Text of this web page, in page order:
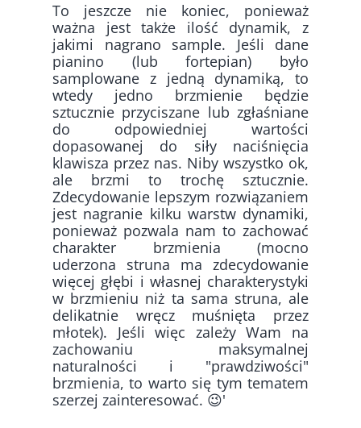
To jeszcze nie koniec, ponieważ
ważna jest także ilość dynamik, z
jakimi nagrano sample. Jeśli dane
pianino (lub fortepian) było
samplowane z jedną dynamiką, to
wtedy jedno brzmienie będzie
sztucznie przyciszane lub zgłaśniane
do odpowiedniej wartości
dopasowanej do siły naciśnięcia
klawisza przez nas. Niby wszystko ok,
ale brzmi to trochę sztucznie.
Zdecydowanie lepszym rozwiązaniem
jest nagranie kilku warstw dynamiki,
ponieważ pozwala nam to zachować
charakter brzmienia (mocno
uderzona struna ma zdecydowanie
więcej głębi i własnej charakterystyki
w brzmieniu niż ta sama struna, ale
delikatnie wręcz muśnięta przez
młotek). Jeśli więc zależy Wam na
zachowaniu maksymalnej
naturalności i "prawdziwości"
brzmienia, to warto się tym tematem
szerzej zainteresować. 😉'